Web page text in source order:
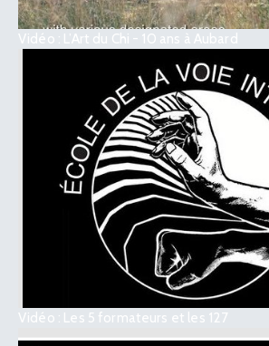
Vidéo : L’Art du Chi - 10 ans à Aubard
Vidéo : Les 5 formateurs et les 127